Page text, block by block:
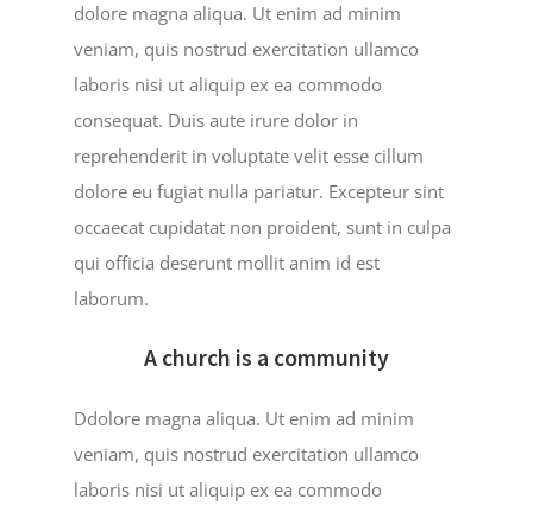
dolore magna aliqua. Ut enim ad minim
veniam, quis nostrud exercitation ullamco
laboris nisi ut aliquip ex ea commodo
consequat. Duis aute irure dolor in
reprehenderit in voluptate velit esse cillum
dolore eu fugiat nulla pariatur. Excepteur sint
occaecat cupidatat non proident, sunt in culpa
qui officia deserunt mollit anim id est
laborum.
A church is a community
Ddolore magna aliqua. Ut enim ad minim
veniam, quis nostrud exercitation ullamco
laboris nisi ut aliquip ex ea commodo